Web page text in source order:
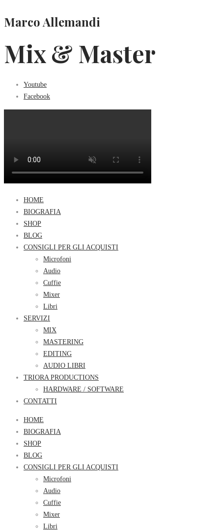
Marco Allemandi
Mix & Master
Youtube
Facebook
HOME
BIOGRAFIA
SHOP
BLOG
CONSIGLI PER GLI ACQUISTI
Microfoni
Audio
Cuffie
Mixer
Libri
SERVIZI
MIX
MASTERING
EDITING
AUDIO LIBRI
TRIORA PRODUCTIONS
HARDWARE / SOFTWARE
CONTATTI
HOME
BIOGRAFIA
SHOP
BLOG
CONSIGLI PER GLI ACQUISTI
Microfoni
Audio
Cuffie
Mixer
Libri